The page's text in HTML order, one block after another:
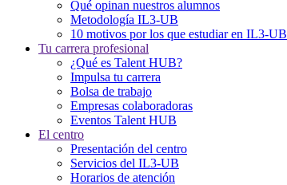
Qué opinan nuestros alumnos
Metodología IL3-UB
10 motivos por los que estudiar en IL3-UB
Tu carrera profesional
¿Qué es Talent HUB?
Impulsa tu carrera
Bolsa de trabajo
Empresas colaboradoras
Eventos Talent HUB
El centro
Presentación del centro
Servicios del IL3-UB
Horarios de atención